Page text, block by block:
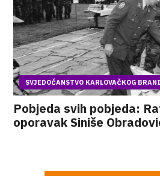
SVJEDOČANSTVO KARLOVAČKOG
Pobjeda svih pobjeda:
oporavak Siniše